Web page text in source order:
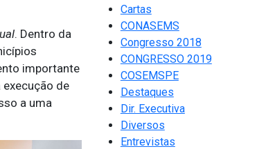
. Dentro da
importante
de
a uma
Cartas
CONASEMS
Congresso 2018
CONGRESSO 2019
COSEMSPE
Destaques
Dir. Executiva
Diversos
Entrevistas